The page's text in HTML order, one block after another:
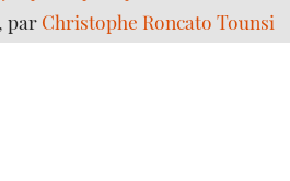
par Christophe Roncato Tounsi